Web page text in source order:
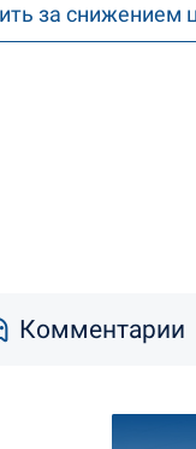
за снижением
Комментарии